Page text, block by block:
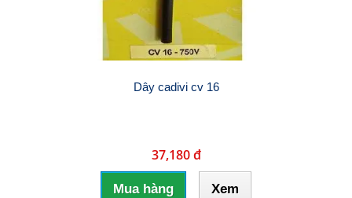
Dây cadivi cv 16
37,180 đ
Mua hàng Xem